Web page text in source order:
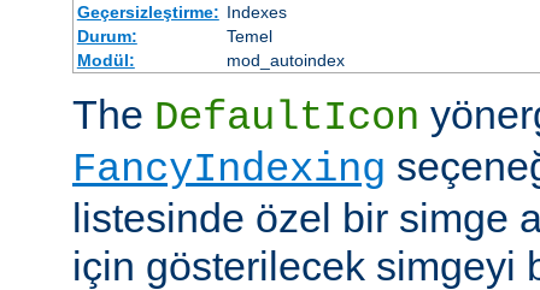
Geçersizleştirme: Indexes
Durum:
Temel
Modül:
mod_autoindex
The DefaultIcon
FancyIndexing
listesinde özel bir simge
için gösterilecek simgeyi